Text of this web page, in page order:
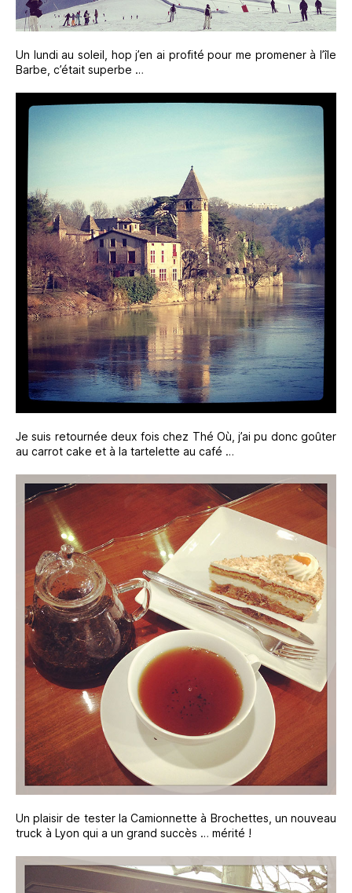
Un lundi au soleil, hop j’en ai profité pour me promener à l’île
Barbe, c’était superbe …
Je suis retournée deux fois chez Thé Où, j’ai pu donc goûter
au carrot cake et à la tartelette au café …
Un plaisir de tester la Camionnette à Brochettes, un nouveau
truck à Lyon qui a un grand succès … mérité !